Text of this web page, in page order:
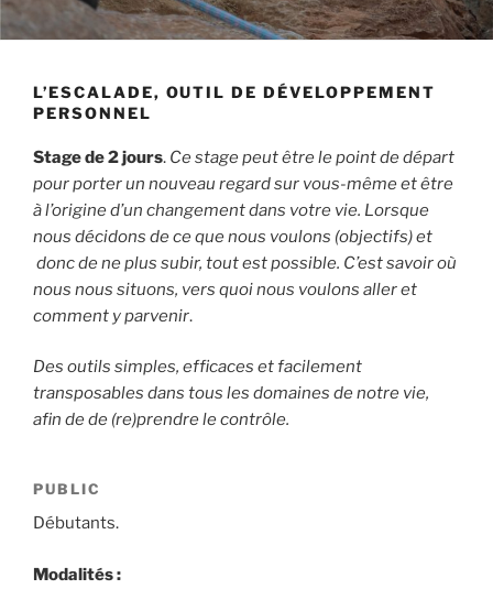
L’ESCALADE, OUTIL DE DÉVELOPPEMENT
PERSONNEL
Stage de 2 jours. Ce stage peut être le point de départ
pour porter un nouveau regard sur vous-même et être
à l’origine d’un changement dans votre vie. Lorsque
nous décidons de ce que nous voulons (objectifs) et
donc de ne plus subir, tout est possible. C’est savoir où
nous nous situons, vers quoi nous voulons aller et
comment y parvenir.
Des outils simples, efficaces et facilement
transposables dans tous les domaines de notre vie,
afin de de (re)prendre le contrôle.
PUBLIC
Débutants.
Modalités :